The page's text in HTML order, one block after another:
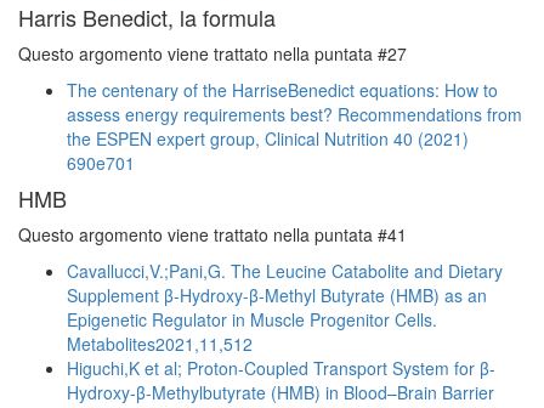
Harris Benedict, la formula
Questo argomento viene trattato nella puntata #27
The centenary of the HarriseBenedict equations: How to
assess energy requirements best? Recommendations from
the ESPEN expert group, Clinical Nutrition 40 (2021)
690e701
HMB
Questo argomento viene trattato nella puntata #41
Cavallucci,V.;Pani,G. The Leucine Catabolite and Dietary
Supplement β-Hydroxy-β-Methyl Butyrate (HMB) as an
Epigenetic Regulator in Muscle Progenitor Cells.
Metabolites2021,11,512
Higuchi,K et al; Proton-Coupled Transport System for β-
Hydroxy-β-Methylbutyrate (HMB) in Blood–Brain Barrier